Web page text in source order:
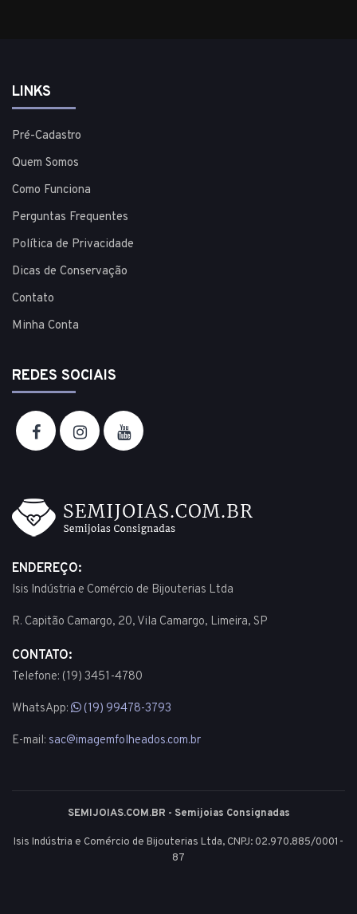
LINKS
Pré-Cadastro
Quem Somos
Como Funciona
Perguntas Frequentes
Política de Privacidade
Dicas de Conservação
Contato
Minha Conta
REDES SOCIAIS
ENDEREÇO:
Isis Indústria e Comércio de Bijouterias Ltda
R. Capitão Camargo, 20, Vila Camargo, Limeira, SP
CONTATO:
Telefone: (19) 3451-4780
WhatsApp: (19) 99478-3793
E-mail: sac@imagemfolheados.com.br
SEMIJOIAS.COM.BR - Semijoias Consignadas
Isis Indústria e Comércio de Bijouterias Ltda, CNPJ: 02.970.885/0001-
87